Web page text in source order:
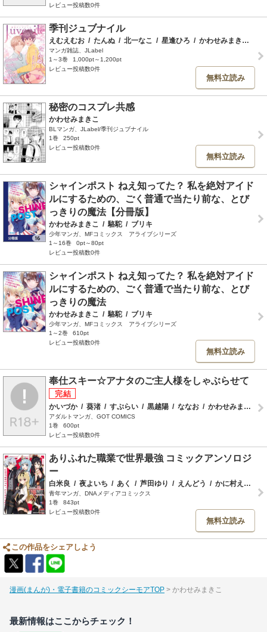
レビュー投稿数0件
季刊ジュブナイル
えむえむお / たんぬ / 北一なこ / 星逢ひろ / かわせみまきこ
マンガ雑誌、JLabel
1～3巻
1,000pt～1,200pt
レビュー投稿数0件
無料立読み
秘密のコスプレ共感
かわせみまきこ
BLマンガ、JLabel/季刊ジュブナイル
1巻
250pt
レビュー投稿数0件
無料立読み
シャインポスト ねえ知ってた？ 私を絶対アイド
ルにするための、ごく普通で当たり前な、とび
っきりの魔法【分冊版】
かわせみまきこ / 駱駝 / ブリキ
少年マンガ、MFコミックス アライブシリーズ
1～16巻
0pt～80pt
レビュー投稿数0件
シャインポスト ねえ知ってた？ 私を絶対アイド
ルにするための、ごく普通で当たり前な、とび
っきりの魔法
かわせみまきこ / 駱駝 / ブリキ
少年マンガ、MFコミックス アライブシリーズ
1～2巻
610pt
レビュー投稿数0件
無料立読み
奉仕スキー☆アナタのご主人様をしゃぶらせて
かいづか / 葵渚 / すぷらい / 黒越陽 / ななお / かわせみまきこ
アダルトマンガ、GOT COMICS
1巻
600pt
レビュー投稿数0件
ありふれた職業で世界最強 コミックアンソロジ
ー
白米良 / 夜よいち / あく / 芦田ゆり / えんどう / かに村えびお
青年マンガ、DNAメディアコミックス
1巻
843pt
レビュー投稿数0件
無料立読み
この作品をシェアしよう
漫画(まんが)・電子書籍のコミックシーモアTOP かわせみまきこ
最新情報はここからチェック！